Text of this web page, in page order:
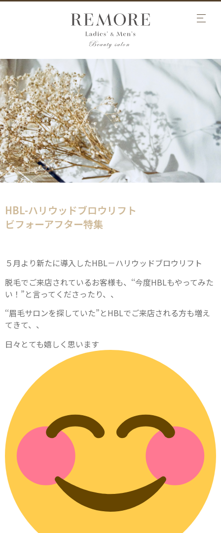
HBL-ハリウッドブロウリフト
ビフォーアフター特集
５月より新たに導入したHBL－ハリウッドブロウリフト
脱毛でご来店されているお客様も、‘‘今度HBLもやってみた
い！”と言ってくださったり、、
‘‘眉毛サロンを探していた”とHBLでご来店される方も増え
てきて、、
日々 とても嬉しく思います